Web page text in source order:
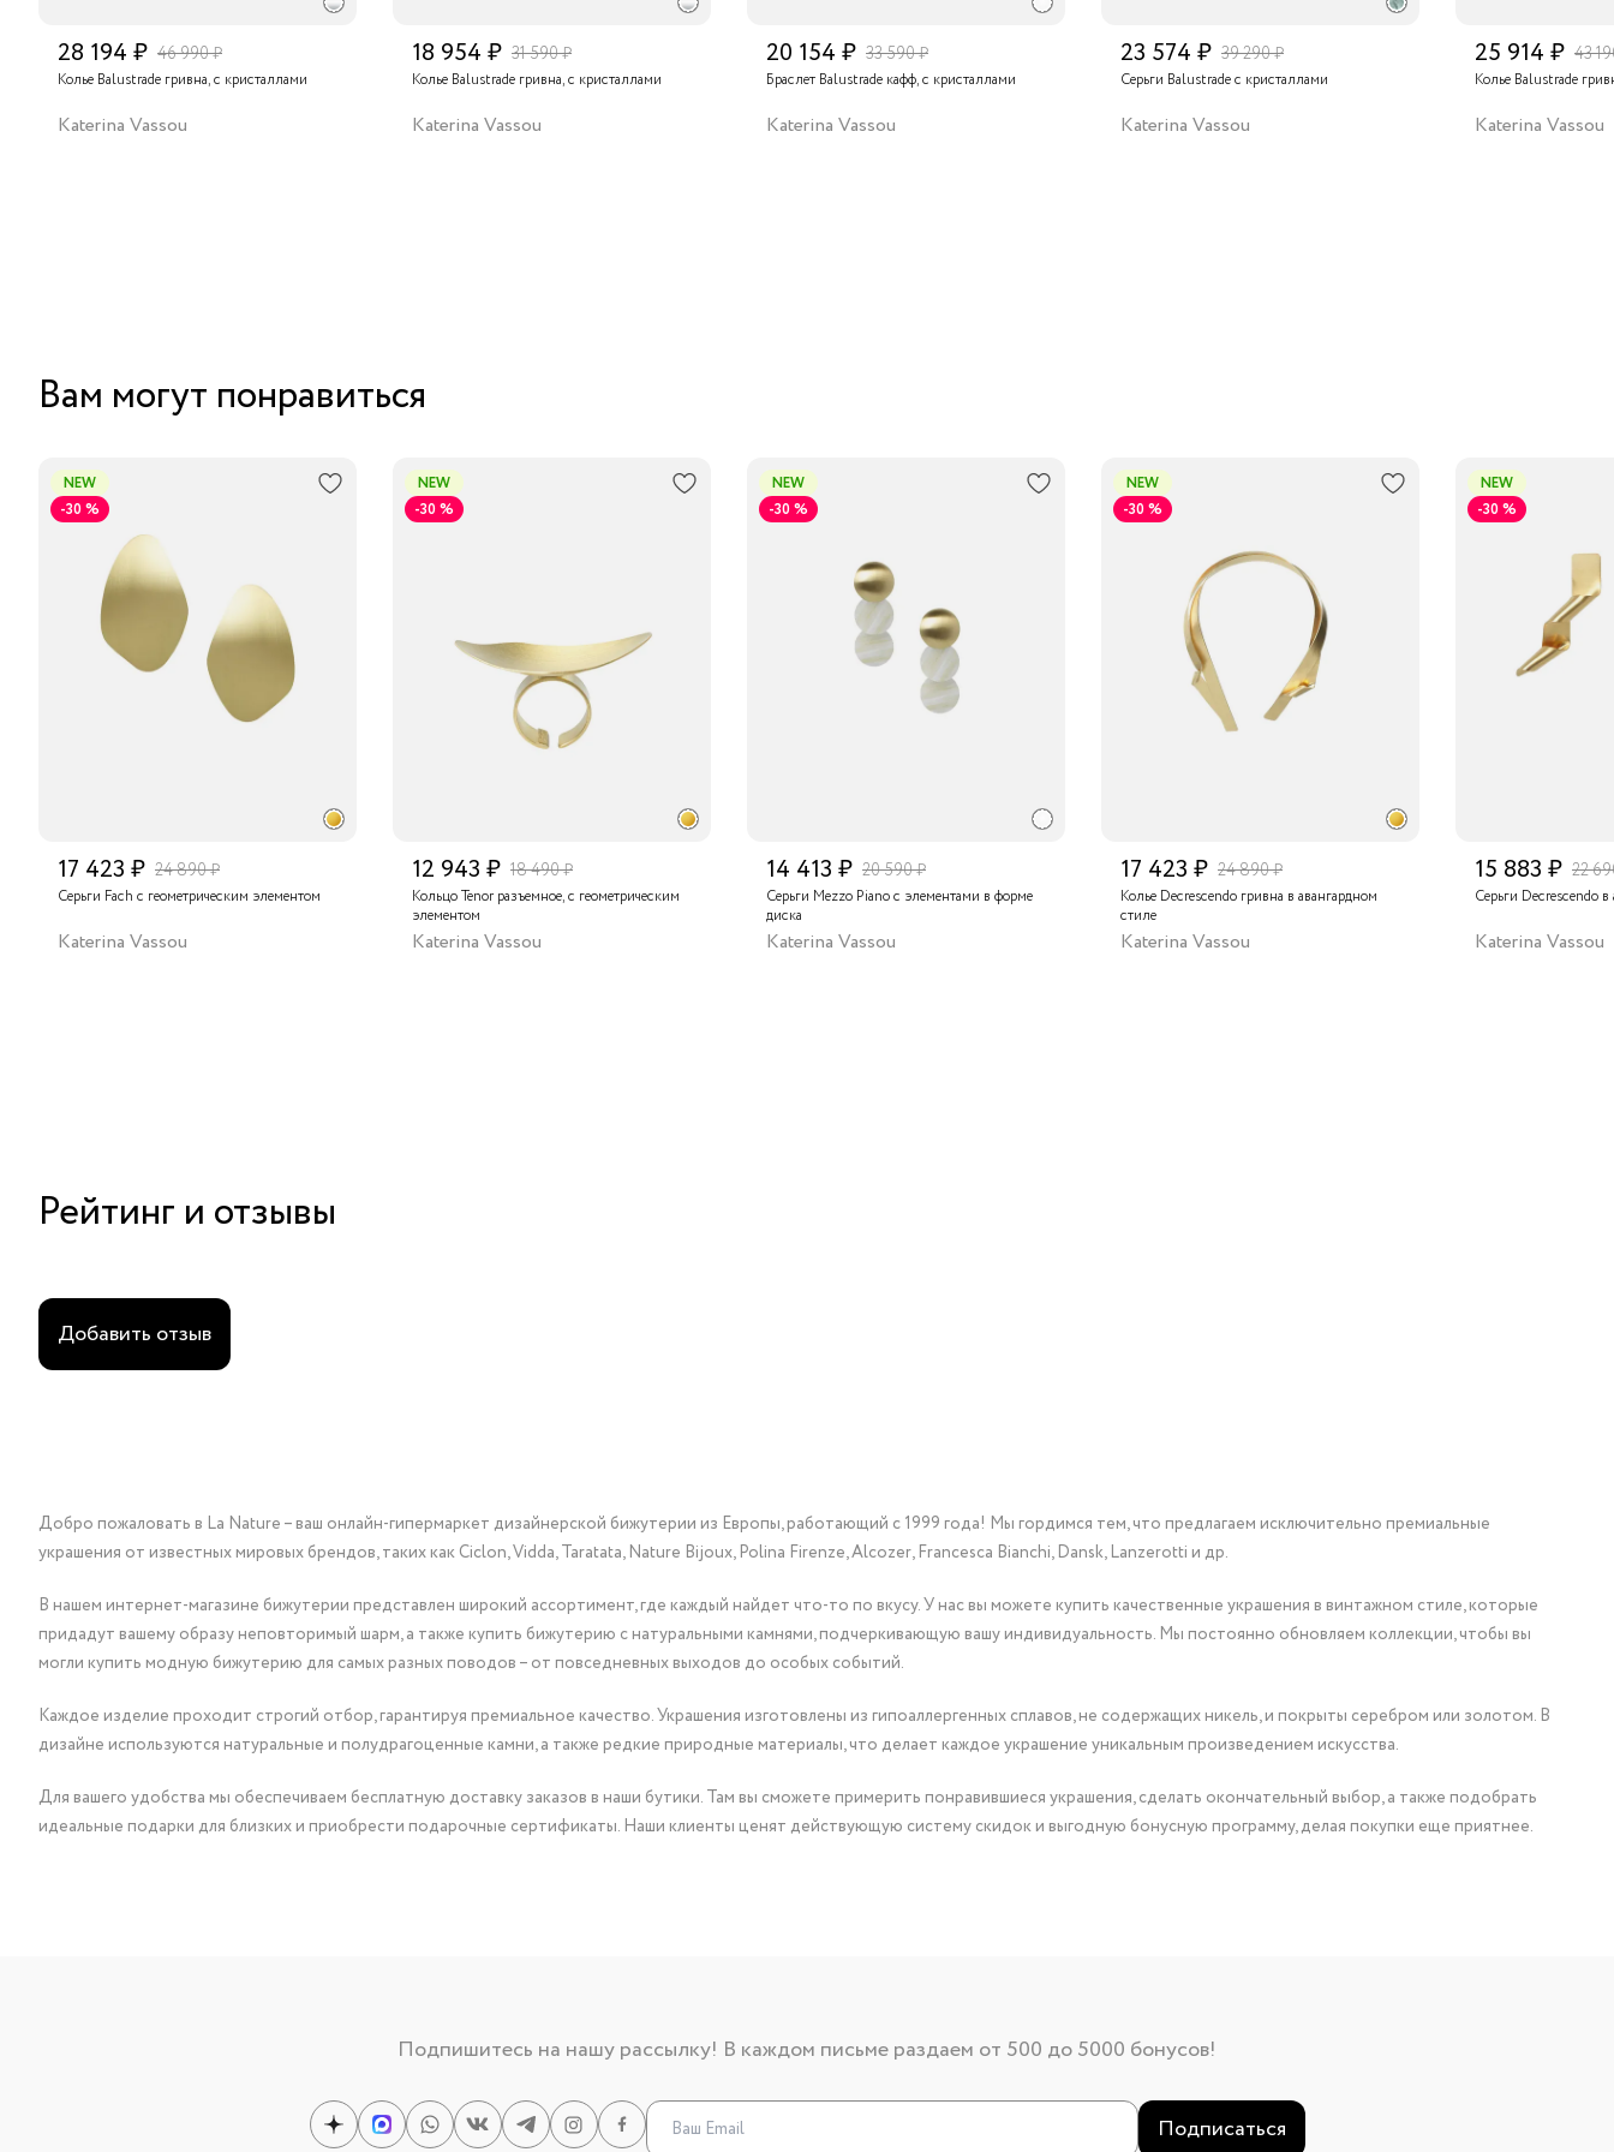
28 194 ₽ 46 990 ₽
Колье Balustrade гривна, с кристаллами
Katerina Vassou
18 954 ₽ 31 590 ₽
Колье Balustrade гривна, с кристаллами
Katerina Vassou
20 154 ₽ 33 590 ₽
Браслет Balustrade кафф, с кристаллами
Katerina Vassou
23 574 ₽ 39 290 ₽
Серьги Balustrade с кристаллами
Katerina Vassou
25 914 ₽ 43
Колье Balustrade
Katerina Vassou
Вам могут понравиться
NEW
-30 %
17 423 ₽ 24 890 ₽
Серьги Fach с геометрическим элементом
Katerina Vassou
NEW
-30 %
12 943 ₽ 18 490 ₽
Кольцо Tenor разъемное, с геометрическим
элементом
Katerina Vassou
NEW
-30 %
14 413 ₽ 20 590 ₽
Серьги Mezzo Piano с элементами в форме
диска
Katerina Vassou
NEW
-30 %
17 423 ₽ 24 890 ₽
Колье Decrescendo гривна в авангардном
стиле
Katerina Vassou
NEW
-30 %
15 883 ₽ 22
Серьги Decrescendo
Katerina Vassou
Рейтинг и отзывы
Добавить отзыв
Добро пожаловать в La Nature – ваш онлайн-гипермаркет дизайнерской бижутерии из Европы, работающий с 1999 года! Мы гордимся тем, что предлагаем исключительно премиальные
украшения от известных мировых брендов, таких как Ciclon, Vidda, Taratata, Nature Bijoux, Polina Firenze, Alcozer, Francesca Bianchi, Dansk, Lanzerotti и др.
В нашем интернет-магазине бижутерии представлен широкий ассортимент, где каждый найдет что-то по вкусу. У нас вы можете купить качественные украшения в винтажном стиле, которые
придадут вашему образу неповторимый шарм, а также купить бижутерию с натуральными камнями, подчеркивающую вашу индивидуальность. Мы постоянно обновляем коллекции, чтобы вы
могли купить модную бижутерию для самых разных поводов – от повседневных выходов до особых событий.
Каждое изделие проходит строгий отбор, гарантируя премиальное качество. Украшения изготовлены из гипоаллергенных сплавов, не содержащих никель, и покрыты серебром или золотом. В
дизайне используются натуральные и полудрагоценные камни, а также редкие природные материалы, что делает каждое украшение уникальным произведением искусства.
Для вашего удобства мы обеспечиваем бесплатную доставку заказов в наши бутики. Там вы сможете примерить понравившиеся украшения, сделать окончательный выбор, а также подобрать
идеальные подарки для близких и приобрести подарочные сертификаты. Наши клиенты ценят действующую систему скидок и выгодную бонусную программу, делая покупки еще приятнее.
Подпишитесь на нашу рассылку! В каждом письме раздаем от 500 до 5000 бонусов!
Подписаться